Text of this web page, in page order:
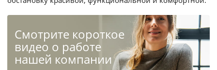
Cмотрите короткое
видео о работе
нашей компании